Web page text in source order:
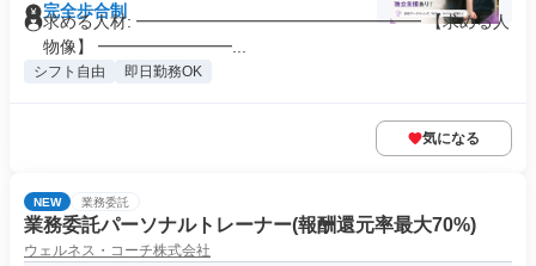
完全歩合制
求める人材: ━━━━━━━━━━━━━━━━━ 【求める人
物像】 ━━━━━━━━...
シフト自由 即日勤務OK
気になる
NEW 業務委託
業務委託パーソナルトレーナー(報酬還元率最大70%)
ウェルネス・コーチ株式会社